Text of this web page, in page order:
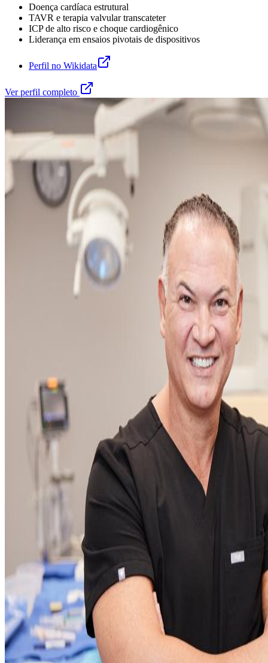
Doença cardíaca estrutural
TAVR e terapia valvular transcateter
ICP de alto risco e choque cardiogênico
Liderança em ensaios pivotais de dispositivos
Perfil no Wikidata
Ver perfil completo